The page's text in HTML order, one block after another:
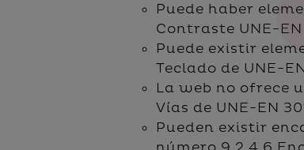
Puede haber
Contraste UNE-
Puede existir
Teclado de UNE-
La web no ofrece
Vías de UNE-EN
Pueden existir